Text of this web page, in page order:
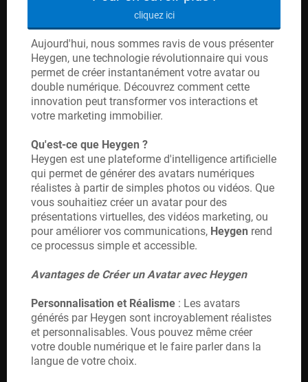
A
cliquez ici
Aujourd'hui, nous sommes ravis de vous présenter
Heygen, une technologie révolutionnaire qui vous
permet de créer instantanément votre avatar ou
double numérique. Découvrez comment cette
innovation peut transformer vos interactions et
votre marketing immobilier.
Qu'est-ce que Heygen ?
Heygen est une plateforme d'intelligence artificielle
qui permet de générer des avatars numériques
réalistes à partir de simples photos ou vidéos. Que
vous souhaitiez créer un avatar pour des
présentations virtuelles, des vidéos marketing, ou
pour améliorer vos communications, Heygen rend
ce processus simple et accessible.
Avantages de Créer un Avatar avec Heygen
Personnalisation et Réalisme : Les avatars
générés par Heygen sont incroyablement réalistes
et personnalisables. Vous pouvez même créer
votre double numérique et le faire parler dans la
langue de votre choix.